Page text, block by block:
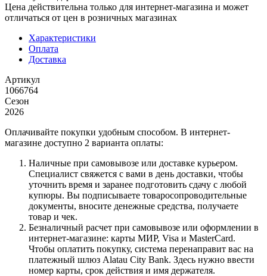
Цена действительна только для интернет-магазина и может
отличаться от цен в розничных магазинах
Характеристики
Оплата
Доставка
Артикул
1066764
Сезон
2026
Оплачивайте покупки удобным способом. В интернет-
магазине доступно 2 варианта оплаты:
Наличные при самовывозе или доставке курьером.
Специалист свяжется с вами в день доставки, чтобы
уточнить время и заранее подготовить сдачу с любой
купюры. Вы подписываете товаросопроводительные
документы, вносите денежные средства, получаете
товар и чек.
Безналичный расчет при самовывозе или оформлении в
интернет-магазине: карты МИР, Visa и MasterCard.
Чтобы оплатить покупку, система перенаправит вас на
платежный шлюз Alatau City Bank. Здесь нужно ввести
номер карты, срок действия и имя держателя.